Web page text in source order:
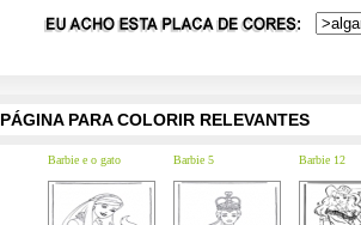
PÁGINA PARA COLORIR RELEVANTES
Barbie e o gato Barbie 5 Barbie 12